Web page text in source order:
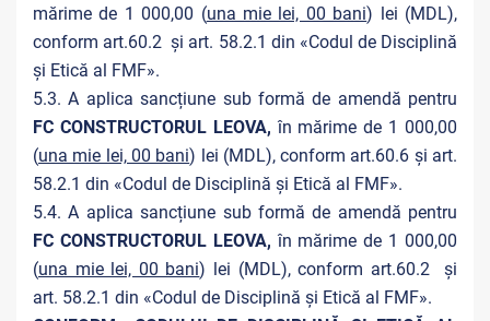
mărime de 1 000,00 (una mie lei, 00 bani) lei (MDL),
conform art.60.2 și art. 58.2.1 din «Codul de Disciplină
și Etică al FMF».
5.3. A aplica sancțiune sub formă de amendă pentru
FC CONSTRUCTORUL LEOVA,în mărime de 1 000,00
(una mie lei, 00 bani) lei (MDL), conform art.60.6 și art.
58.2.1 din «Codul de Disciplină și Etică al FMF».
5.4. A aplica sancțiune sub formă de amendă pentru
FC CONSTRUCTORUL LEOVA, în mărime de 1 000,00
(una mie lei, 00 bani) lei (MDL), conform art.60.2 și
art. 58.2.1 din «Codul de Disciplină și Etică al FMF».